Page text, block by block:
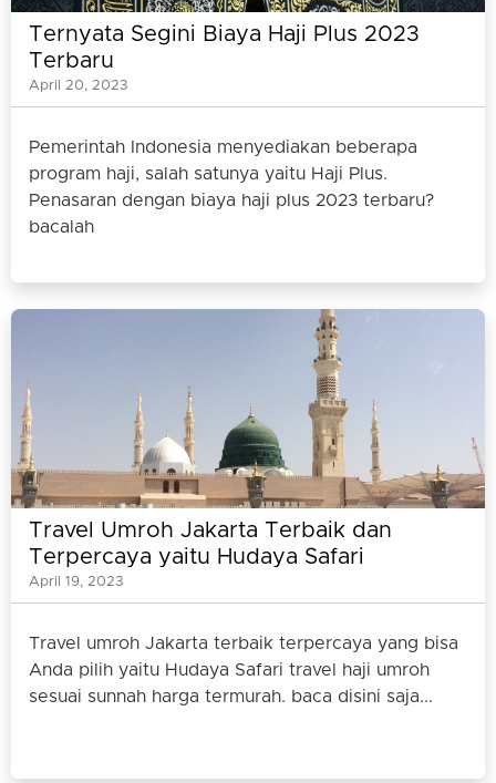
Ternyata Segini Biaya Haji Plus 2023
Terbaru
April 20, 2023
Pemerintah Indonesia menyediakan beberapa
program haji, salah satunya yaitu Haji Plus.
Penasaran dengan biaya haji plus 2023 terbaru?
bacalah
Travel Umroh Jakarta Terbaik dan
Terpercaya yaitu Hudaya Safari
April 19, 2023
Travel umroh Jakarta terbaik terpercaya yang bisa
Anda pilih yaitu Hudaya Safari travel haji umroh
sesuai sunnah harga termurah. baca disini saja...